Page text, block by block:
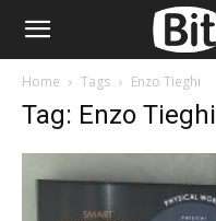
Home Tags Enzo Tieghi
Tag: Enzo Tieghi